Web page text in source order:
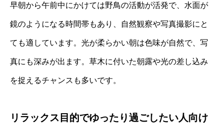
早朝から午前中にかけては野鳥の活動が活発で、水面が
鏡のようになる時間帯もあり、自然観察や写真撮影にと
ても適しています。光が柔らかい朝は色味が自然で、写
真にも深みが出ます。草木に付いた朝露や光の差し込み
を捉えるチャンスも多いです。
リラックス目的でゆったり過ごしたい人向け